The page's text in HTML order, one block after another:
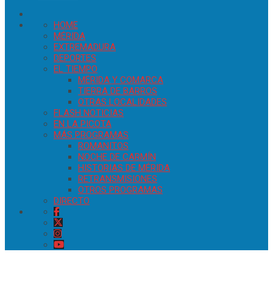
HOME
MÉRIDA
EXTREMADURA
DEPORTES
EL TIEMPO
MÉRIDA Y COMARCA
TIERRA DE BARROS
OTRAS LOCALIDADES
FLASH NOTICIAS
EN LA PICOTA
MÁS PROGRAMAS
ROMANITOS
NOCHE DE CARMÍN
HISTORIAS DE MÉRIDA
RETRANSMISIONES
OTROS PROGRAMAS
DIRECTO